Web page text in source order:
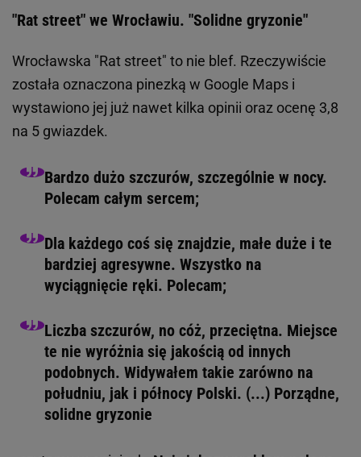
"Rat street" we Wrocławiu. "Solidne gryzonie"
Wrocławska "Rat street" to nie blef. Rzeczywiście
została oznaczona pinezką w Google Maps i
wystawiono jej już nawet kilka opinii oraz ocenę 3,8
na 5 gwiazdek.
Bardzo dużo szczurów, szczególnie w nocy.
Polecam całym sercem;
Dla każdego coś się znajdzie, małe duże i te
bardziej agresywne. Wszystko na
wyciągnięcie ręki. Polecam;
Liczba szczurów, no cóż, przeciętna. Miejsce
te nie wyróżnia się jakością od innych
podobnych. Widywałem takie zarówno na
południu, jak i północy Polski. (...) Porządne,
solidne gryzonie